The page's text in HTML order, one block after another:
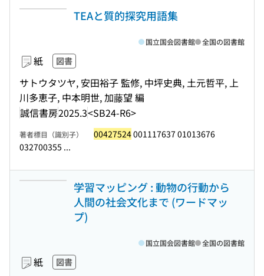
TEAと質的探究用語集
紙 図書
サトウタツヤ, 安田裕子 監修, 中坪史典, 土元哲平, 上
川多恵子, 中本明世, 加藤望 編
誠信書房2025.3<SB24-R6>
国立国会図書館 全国の図書館
著者標目（識別子） 00427524001117637 01013676
032700355 ...
学習マッピング : 動物の行動から
人間の社会文化まで (ワードマッ
プ)
紙 図書
国立国会図書館 全国の図書館